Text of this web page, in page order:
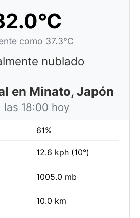
como 37.3°C
nublado
en Minato, Japón
18:00 hoy
61%
12.6 kph (10°)
1005.0 mb
10.0 km